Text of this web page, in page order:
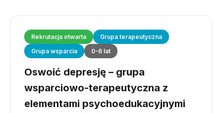
Rekrutacja otwarta
Grupa terapeutyczna
Grupa wsparcia
0-6 lat
Oswoić depresję – grupa
wsparciowo-terapeutyczna z
elementami psychoedukacyjnymi